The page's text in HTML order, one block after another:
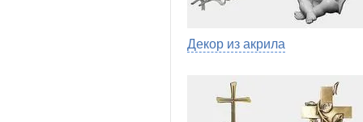
Декор из акрила